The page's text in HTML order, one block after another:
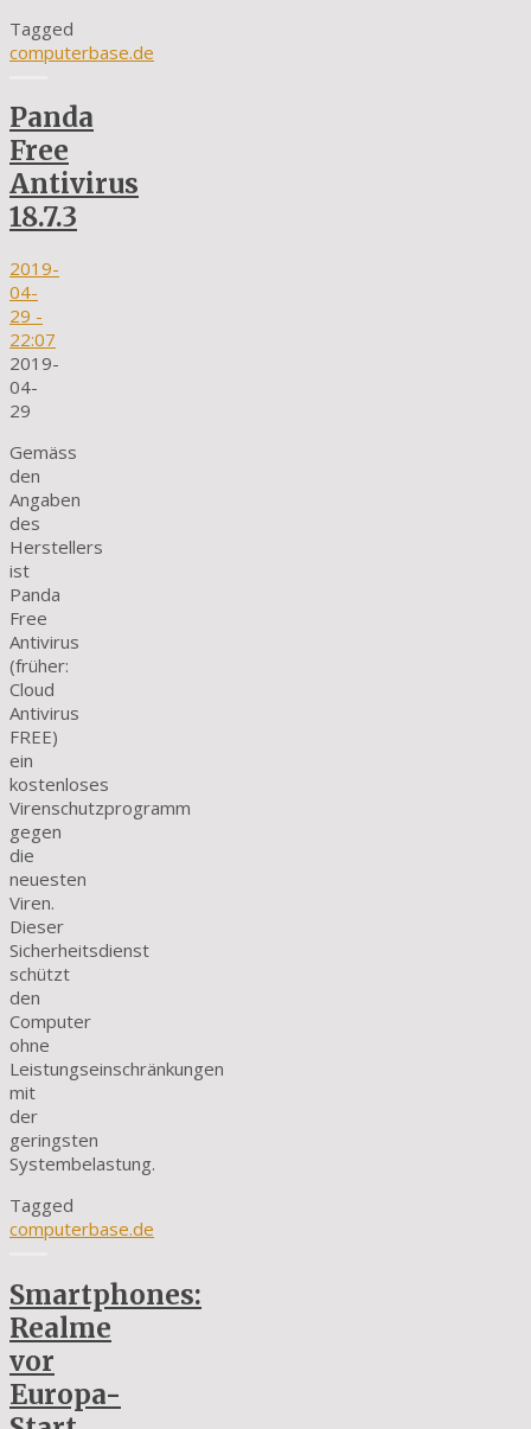
Tagged
computerbase.de
Panda
Free
Antivirus
18.7.3
2019-
04-
29 -
22:07
2019-
04-
29
Gemäss
den
Angaben
des
Herstellers
ist
Panda
Free
Antivirus
(früher:
Cloud
Antivirus
FREE)
ein
kostenloses
Virenschutzprogramm
gegen
die
neuesten
Viren.
Dieser
Sicherheitsdienst
schützt
den
Computer
ohne
Leistungseinschränkungen
mit
der
geringsten
Systembelastung.
Tagged
computerbase.de
Smartphones:
Realme
vor
Europa-